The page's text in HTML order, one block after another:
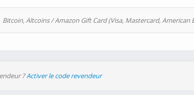
Bitcoin, Altcoins / Amazon Gift Card (Visa, Mastercard, American
?Activer le code revendeur